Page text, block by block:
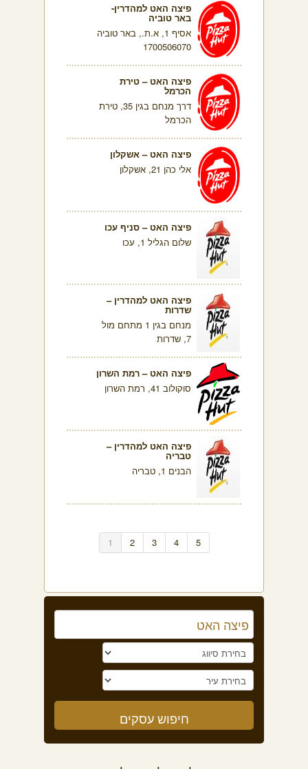
פיצה האט למהדרין-
באר טוביה
אסיף 1, א.ת., באר טוביה
1700506070
פיצה האט – טירת
הכרמל
דרך מנחם בגין 35, טירת
הכרמל
פיצה האט – אשקלון
אלי כהן 21, אשקלון
פיצה האט – סניף עכו
שלום הגליל 1, עכו
פיצה האט למהדרין –
שדרות
מנחם בגין 1 מתחם מול
7, שדרות
פיצה האט – רמת השרון
סוקולוב 41, רמת השרון
פיצה האט למהדרין –
טבריה
הבנים 1, טבריה
1 2 3 4 5